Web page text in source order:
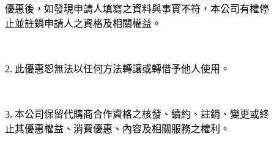
優惠後，如發現申請人填寫之資料與事實不符，本公司有權停
止並註銷申請人之資格及相關權益。
2. 此優惠恕無法以任何方法轉讓或轉借予他人使用。
3. 本公司保留代購商合作資格之核發、續約、註銷、變更或終
止其優惠權益、消費優惠、內容及相關服務之權利。